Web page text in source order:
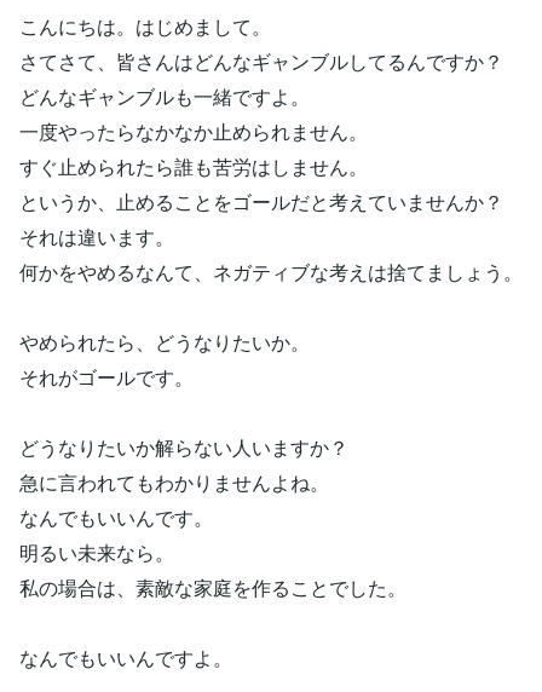
こんにちは。はじめまして。
さてさて、皆さんはどんなギャンブルしてるんですか？
どんなギャンブルも一緒ですよ。
一度やったらなかなか止められません。
すぐ止められたら誰も苦労はしません。
というか、止めることをゴールだと考えていませんか？
それは違います。
何かをやめるなんて、ネガティブな考えは捨てましょう。
やめられたら、どうなりたいか。
それがゴールです。
どうなりたいか解らない人いますか？
急に言われてもわかりませんよね。
なんでもいいんです。
明るい未来なら。
私の場合は、素敵な家庭を作ることでした。
なんでもいいんですよ。